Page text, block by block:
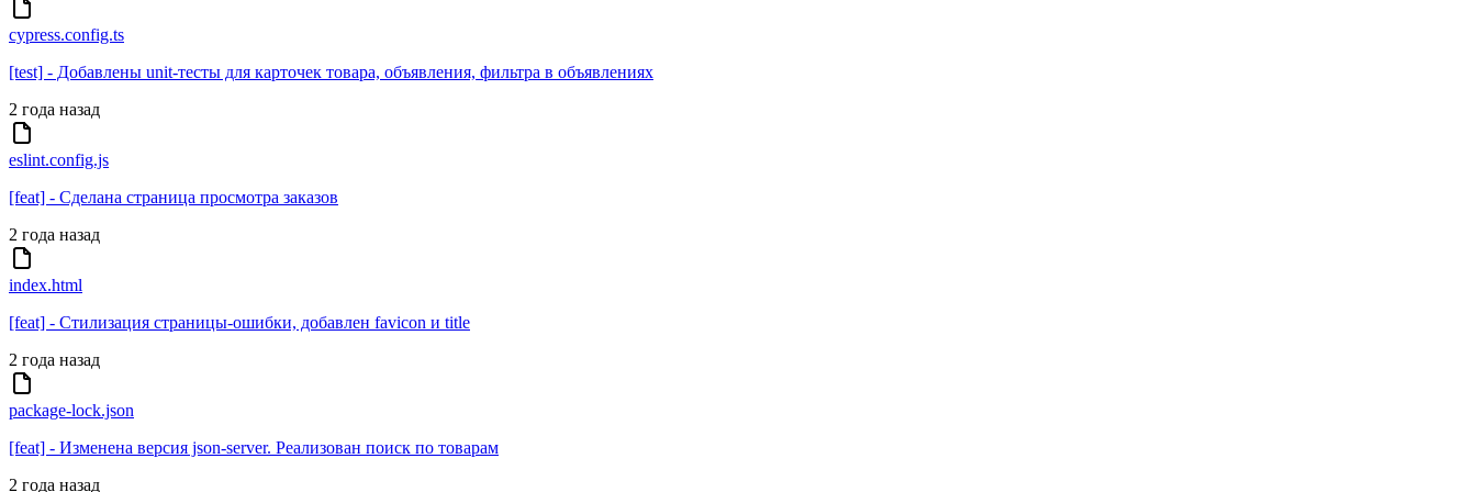
cypress.config.ts
[test] - Добавлены unit-тесты для карточек товара, объявления, фильтра в объявлениях
2 года назад
eslint.config.js
[feat] - Сделана страница просмотра заказов
2 года назад
index.html
[feat] - Стилизация страницы-ошибки, добавлен favicon и title
2 года назад
package-lock.json
[feat] - Изменена версия json-server. Реализован поиск по товарам
2 года назад